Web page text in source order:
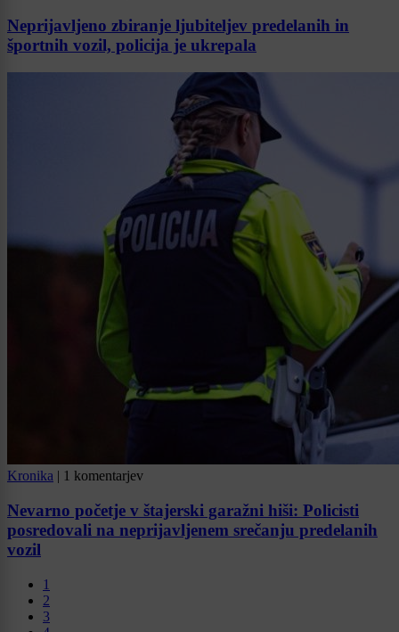
Neprijavljeno zbiranje ljubiteljev predelanih in
športnih vozil, policija je ukrepala
Kronika | 1 komentarjev
Nevarno početje v štajerski garažni hiši: Policisti
posredovali na neprijavljenem srečanju predelanih
vozil
1
2
3